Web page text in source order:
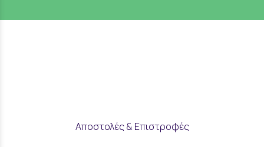
Αποστολές & Επιστροφές